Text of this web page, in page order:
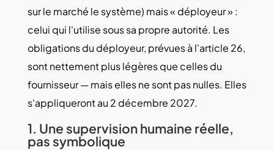
sur le marché le système) mais « déployeur » :
celui qui l'utilise sous sa propre autorité. Les
obligations du déployeur, prévues à l'article 26,
sont nettement plus légères que celles du
fournisseur — mais elles ne sont pas nulles. Elles
s'appliqueront au 2 décembre 2027.
1. Une supervision humaine réelle,
pas symbolique